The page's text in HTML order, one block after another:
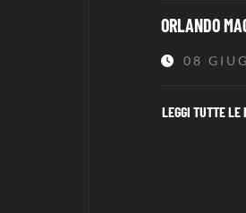
ORLANDO
08
LEGGI TUTTE LE